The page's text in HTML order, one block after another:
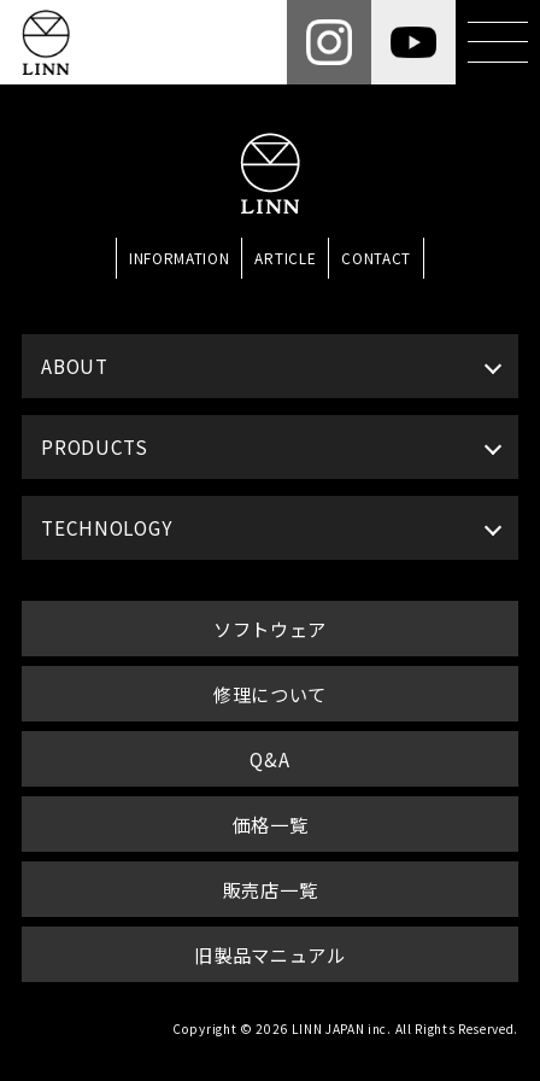
INFORMATION ARTICLE CONTACT
ABOUT
PRODUCTS
TECHNOLOGY
ソフトウェア
修理について
Q&A
価格一覧
販売店一覧
旧製品マニュアル
Copyright © 2026 LINN JAPAN inc. All Rights Reserved.